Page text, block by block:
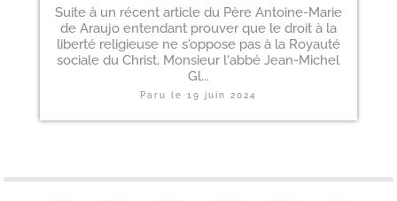
Suite à un récent article du Père Antoine-Marie
de Araujo entendant prouver que le droit à la
liberté religieuse ne s'oppose pas à la Royauté
sociale du Christ, Monsieur l'abbé Jean-Michel
Gl...
Paru le 19 juin 2024